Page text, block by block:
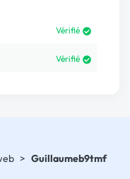
Vérifié
Vérifié
> Guillaumeb9tmf